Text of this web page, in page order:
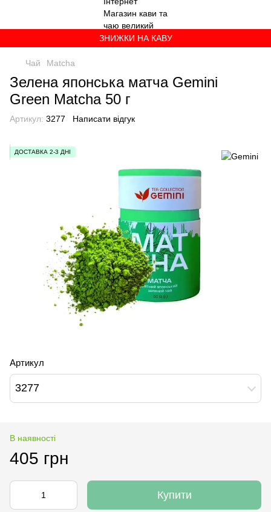
ЗНИЖКИ НА КАВУ
Чай Matcha
Зелена японська матча Gemini
Green Matcha 50 г
Артикул: 3277 Написати відгук
ДОСТАВКА 2-3 ДНІ
Артикул
3277
В наявності
405 грн
Купити